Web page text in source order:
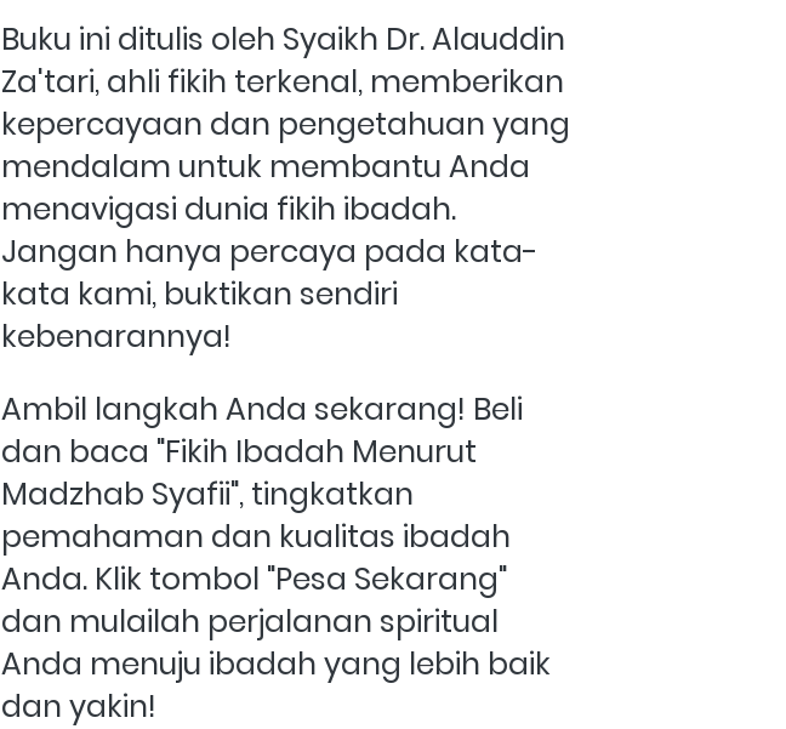
Buku ini ditulis oleh Syaikh Dr. Alauddin
Za'tari, ahli fikih terkenal, memberikan
kepercayaan dan pengetahuan yang
mendalam untuk membantu Anda
menavigasi dunia fikih ibadah.
Jangan hanya percaya pada kata-
kata kami, buktikan sendiri
kebenarannya!
Ambil langkah Anda sekarang! Beli
dan baca "Fikih Ibadah Menurut
Madzhab Syafii", tingkatkan
pemahaman dan kualitas ibadah
Anda. Klik tombol "Pesa Sekarang"
dan mulailah perjalanan spiritual
Anda menuju ibadah yang lebih baik
dan yakin!